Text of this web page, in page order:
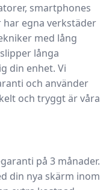
smartphones
egna verkstäder
med lång
långa
din enhet. Vi
och använder
och tryggt är våra
på 3 månader.
din nya skärm inom